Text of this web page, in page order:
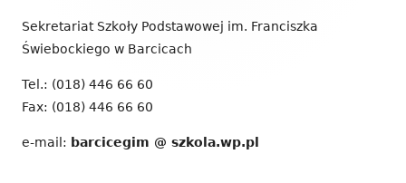
Sekretariat Szkoły Podstawowej im. Franciszka
Świebockiego w Barcicach
Tel.: (018) 446 66 60
Fax: (018) 446 66 60
e-mail: barcicegim @ szkola.wp.pl